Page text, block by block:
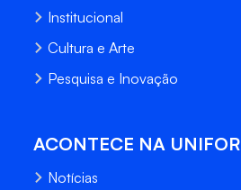
Institucional
Cultura e Arte
Pesquisa e Inovação
ACONTECE NA UNIFOR
Notícias